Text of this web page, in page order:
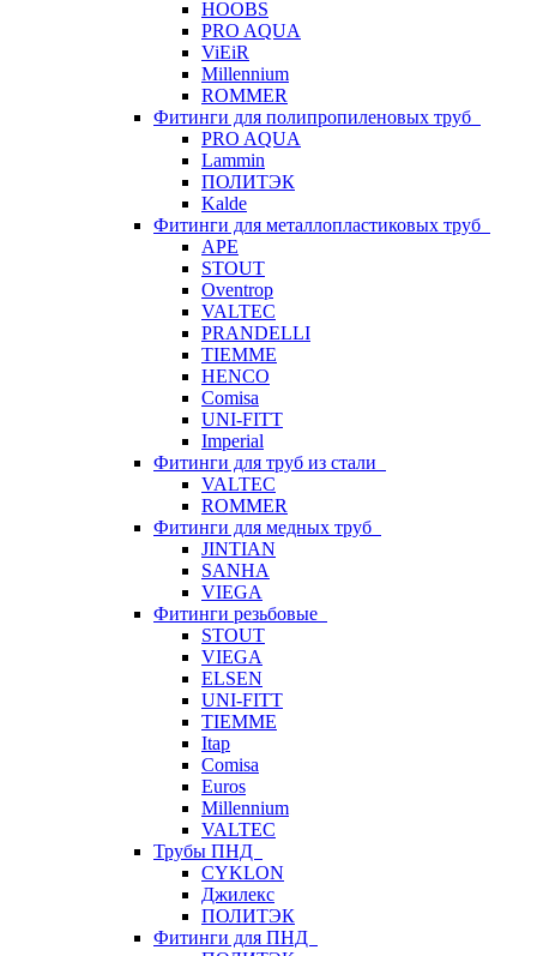
HOOBS
PRO AQUA
ViEiR
Millennium
ROMMER
Фитинги для полипропиленовых труб
PRO AQUA
Lammin
ПОЛИТЭК
Kalde
Фитинги для металлопластиковых труб
APE
STOUT
Oventrop
VALTEC
PRANDELLI
TIEMME
HENCO
Comisa
UNI-FITT
Imperial
Фитинги для труб из стали
VALTEC
ROMMER
Фитинги для медных труб
JINTIAN
SANHA
VIEGA
Фитинги резьбовые
STOUT
VIEGA
ELSEN
UNI-FITT
TIEMME
Itap
Comisa
Euros
Millennium
VALTEC
Трубы ПНД
CYKLON
Джилекс
ПОЛИТЭК
Фитинги для ПНД